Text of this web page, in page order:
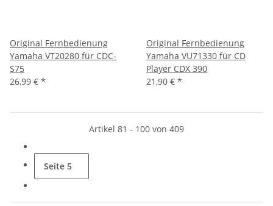
Original Fernbedienung
Yamaha VT20280 für CDC-
S75
26,99 € *
Original Fernbedienung
Yamaha VU71330 für CD
Player CDX 390
21,90 € *
Artikel 81 - 100 von 409
Seite 5